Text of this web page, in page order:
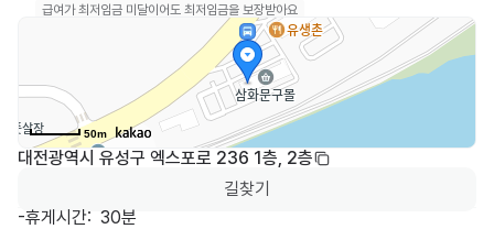
급여가 최저임금 미달이어도 최저임금을 보장받아요
50m
대전광역시 유성구 엑스포로 236 1층, 2층
길찾기
-휴게시간:  30분